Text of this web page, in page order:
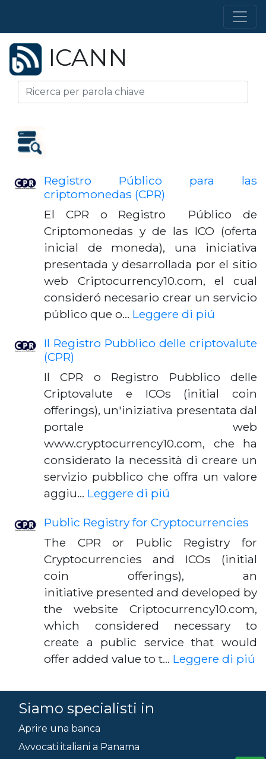
ICANN
Registro Público para las
criptomonedas (CPR)
El CPR o Registro Público de
Criptomonedas y de las ICO (oferta
inicial de moneda), una iniciativa
presentada y desarrollada por el sitio
web Criptocurrency10.com, el cual
consideró necesario crear un servicio
público que o… Leggere di piú
Il Registro Pubblico delle criptovalute
(CPR)
Il CPR o Registro Pubblico delle
Criptovalute e ICOs (initial coin
offerings), un'iniziativa presentata dal
portale web
www.cryptocurrency10.com, che ha
considerato la necessità di creare un
servizio pubblico che offra un valore
aggiu… Leggere di piú
Public Registry for Cryptocurrencies
The CPR or Public Registry for
Cryptocurrencies and ICOs (initial
coin offerings), an
initiative presented and developed by
the website Criptocurrency10.com,
which considered necessary to
create a public service that would
offer added value to t… Leggere di piú
Siamo specialisti in
Aprire una banca
Avvocati italiani a Panama